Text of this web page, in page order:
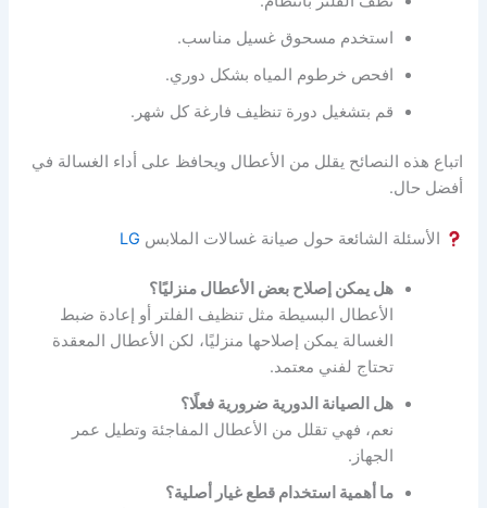
استخدم مسحوق غسيل مناسب.
افحص خرطوم المياه بشكل دوري.
قم بتشغيل دورة تنظيف فارغة كل شهر.
اتباع هذه النصائح يقلل من الأعطال ويحافظ على أداء الغسالة في
أفضل حال.
الأسئلة الشائعة حول صيانة غسالات الملابس LG
هل يمكن إصلاح بعض الأعطال منزليًا؟
الأعطال البسيطة مثل تنظيف الفلتر أو إعادة ضبط
الغسالة يمكن إصلاحها منزليًا، لكن الأعطال المعقدة
تحتاج لفني معتمد.
هل الصيانة الدورية ضرورية فعلًا؟
نعم، فهي تقلل من الأعطال المفاجئة وتطيل عمر
الجهاز.
ما أهمية استخدام قطع غيار أصلية؟